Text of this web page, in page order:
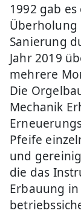
1992 gab
Überholung
Sanierung
Jahr 2019
mehrere
Die
Mechanik
Pfeife
und
die das
Erbauung